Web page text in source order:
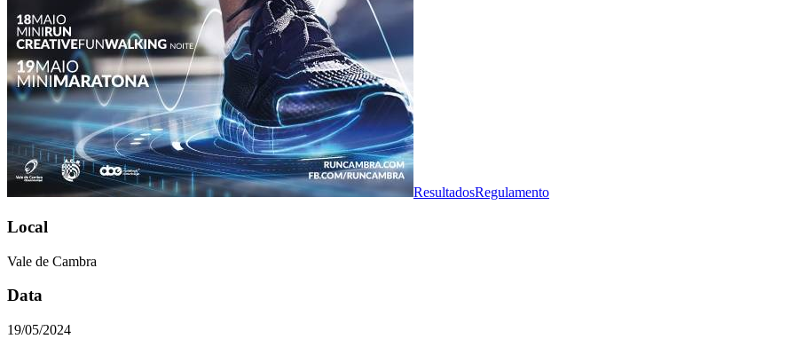
ResultadosRegulamento
Local
Vale de Cambra
Data
19/05/2024